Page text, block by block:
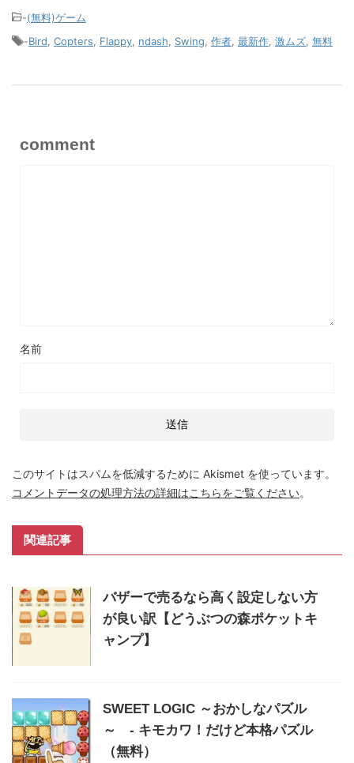
-(無料)ゲーム
-Bird Copters Flappy ndash Swing 作者 最新作 激ムズ 無料
comment
名前
このサイトはスパムを低減するために Akismet を使っています。
コメントデータの処理方法の詳細はこちらをご覧ください。
関連記事
バザーで売るなら高く設定しない方
が良い訳【どうぶつの森ポケットキ
ャンプ】
SWEET LOGIC ～おかしなパズル
～ - キモカワ！だけど本格パズル
（無料）